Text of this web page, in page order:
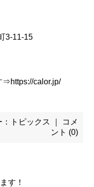
3-11-15
⇒https://calor.jp/
トピックス
コメ
ント (0)
す！